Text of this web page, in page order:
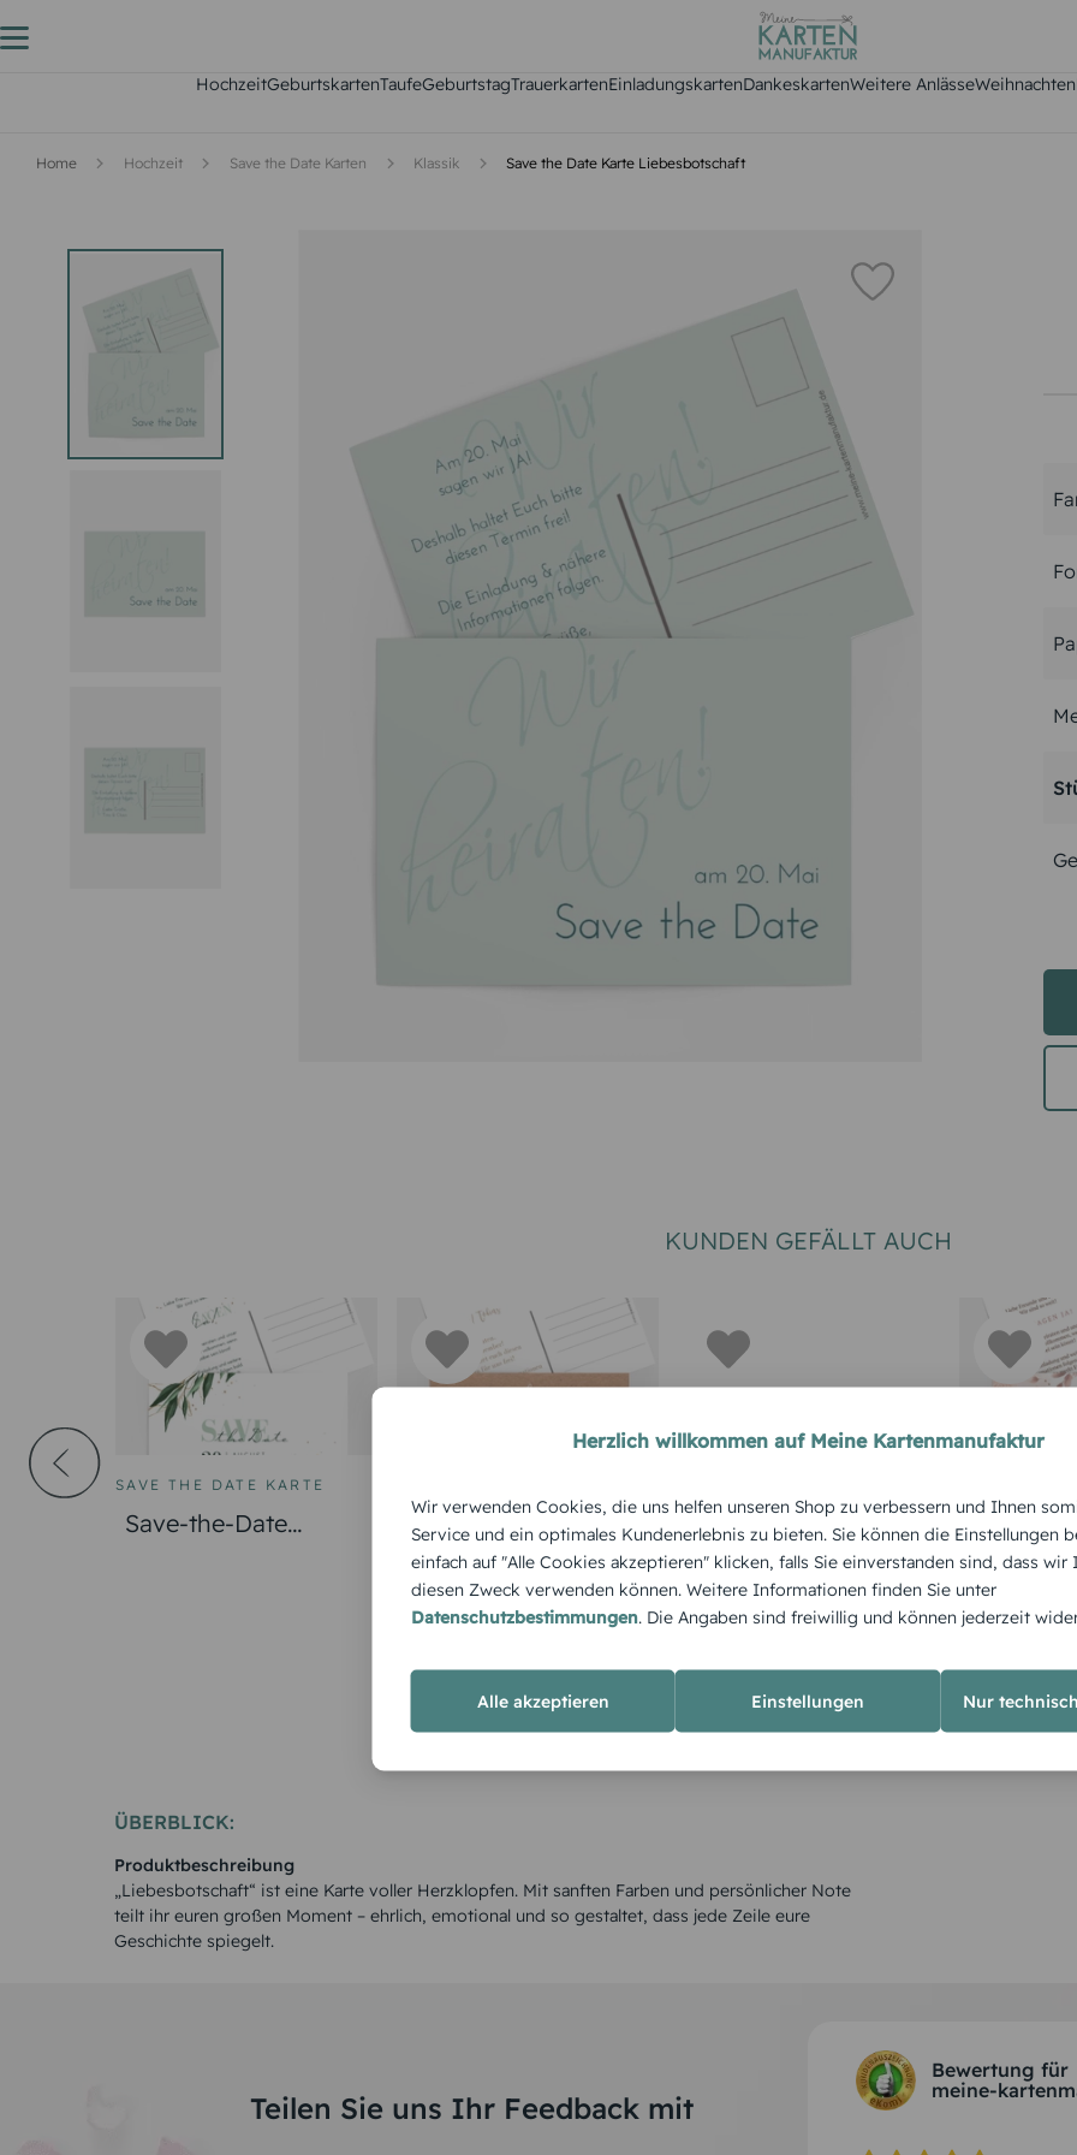
HochzeitGeburtskartenTaufeGeburtstagTrauerkartenEinladungskartenDankeskartenWeitere AnlässeWeihnachten
Home Hochzeit Save the Date Karten Klassik Save the Date Karte Liebesbotschaft
KUNDEN GEFÄLLT AUCH
SAVE THE DATE KARTE
Save-the-Date
Save-the-Date
Kalenderblatt
Save-the-Date Karte
Renntier
Save-
aquarall
ÜBERBLICK:
Produktbeschreibung
„Liebesbotschaft“ ist eine Karte voller Herzklopfen. Mit sanften Farben und persönlicher Note
teilt ihr euren großen Moment – ehrlich, emotional und so gestaltet, dass jede Zeile eure
Geschichte spiegelt.
Teilen Sie uns Ihr Feedback mit
Bewertung für
meine-
Herzlich willkommen auf Meine Kartenmanufaktur
Wir verwenden Cookies, die uns helfen unseren Shop zu verbessern und Ihnen
Service und ein optimales Kundenerlebnis zu bieten. Sie können die Einstellungen
einfach auf "Alle Cookies akzeptieren" klicken, falls Sie einverstanden sind, dass
diesen Zweck verwenden können. Weitere Informationen finden Sie unter
Datenschutzbestimmungen. Die Angaben sind freiwillig und können jederzeit
Alle akzeptieren Einstellungen Nur